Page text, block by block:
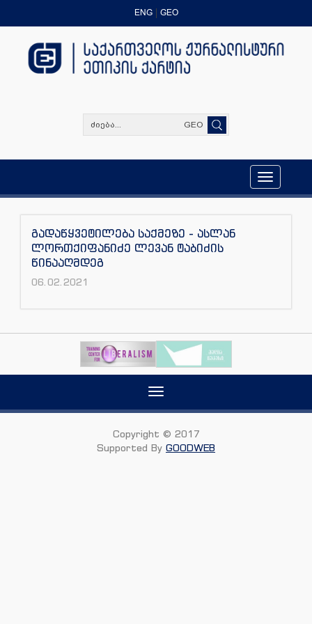
ENG GEO
GEO
Toggle
navigation
გადაწყვეტილება საქმეზე - ასლან
ლორთქიფანიძე ლევან ტაბიძის
წინააღმდეგ
06.02.2021
Toggle
Copyright © 2017
Supported By GOODWEB